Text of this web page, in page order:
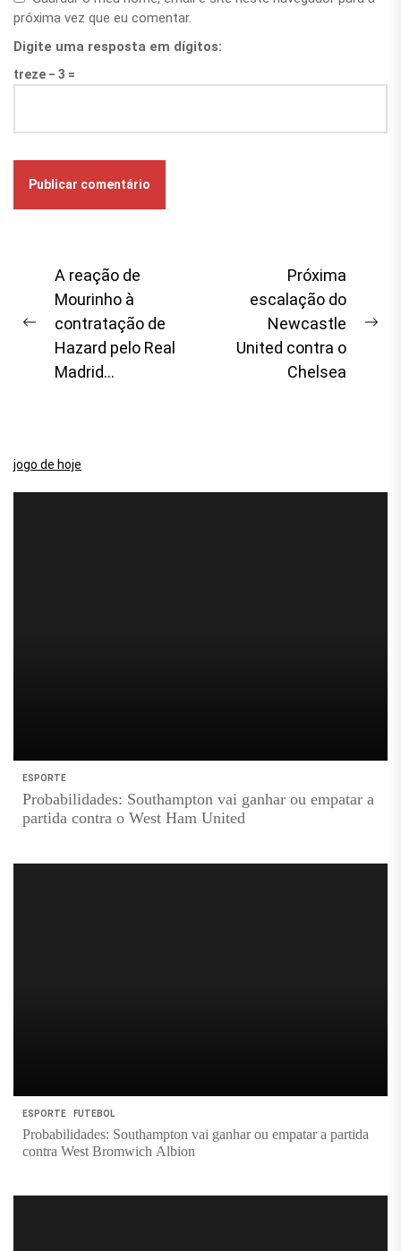
próxima vez que eu comentar.
Digite uma resposta em dígitos:
treze − 3 =
Navegação
artigos
Previous
post:
A reação de
Mourinho à
contratação de
Hazard pelo Real
Madrid…
Próxima
escalação do
Newcastle
United contra o
Chelsea
jogo de hoje
ESPORTE
Probabilidades: Southampton vai ganhar ou empatar a
partida contra o West Ham United
ESPORTE FUTEBOL
Probabilidades: Southampton vai ganhar ou empatar a partida
contra West Bromwich Albion